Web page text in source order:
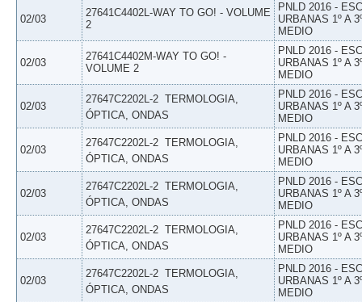
02/03
27641C4402L-WAY TO GO! - VOLUME
2
PNLD 2016 -
URBANAS 1º A
MEDIO
02/03
27641C4402M-WAY TO GO! -
VOLUME 2
PNLD 2016 -
URBANAS 1º A
MEDIO
02/03
27647C2202L-2  TERMOLOGIA,
ÓPTICA, ONDAS
PNLD 2016 -
URBANAS 1º A
MEDIO
02/03
27647C2202L-2  TERMOLOGIA,
ÓPTICA, ONDAS
PNLD 2016 -
URBANAS 1º A
MEDIO
02/03
27647C2202L-2  TERMOLOGIA,
ÓPTICA, ONDAS
PNLD 2016 -
URBANAS 1º A
MEDIO
02/03
27647C2202L-2  TERMOLOGIA,
ÓPTICA, ONDAS
PNLD 2016 -
URBANAS 1º A
MEDIO
02/03
27647C2202L-2  TERMOLOGIA,
ÓPTICA, ONDAS
PNLD 2016 -
URBANAS 1º A
MEDIO